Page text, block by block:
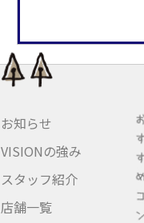
お知らせ
VISIONの強み
スタッフ紹介
店舗一覧